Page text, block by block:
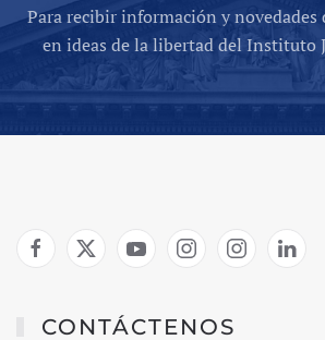
Para recibir información y novedades
en ideas de la libertad del Instituto
CONTÁCTENOS